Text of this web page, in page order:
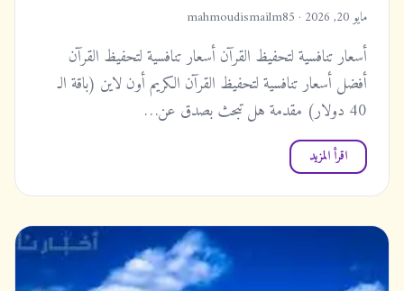
مايو 20, 2026 · mahmoudismailm85
أسعار تنافسية لتحفيظ القرآن أسعار تنافسية لتحفيظ القرآن
أفضل أسعار تنافسية لتحفيظ القرآن الكريم أون لاين (باقة الـ
40 دولار) مقدمة هل تبحث بصدق عن…
اقرأ المزيد